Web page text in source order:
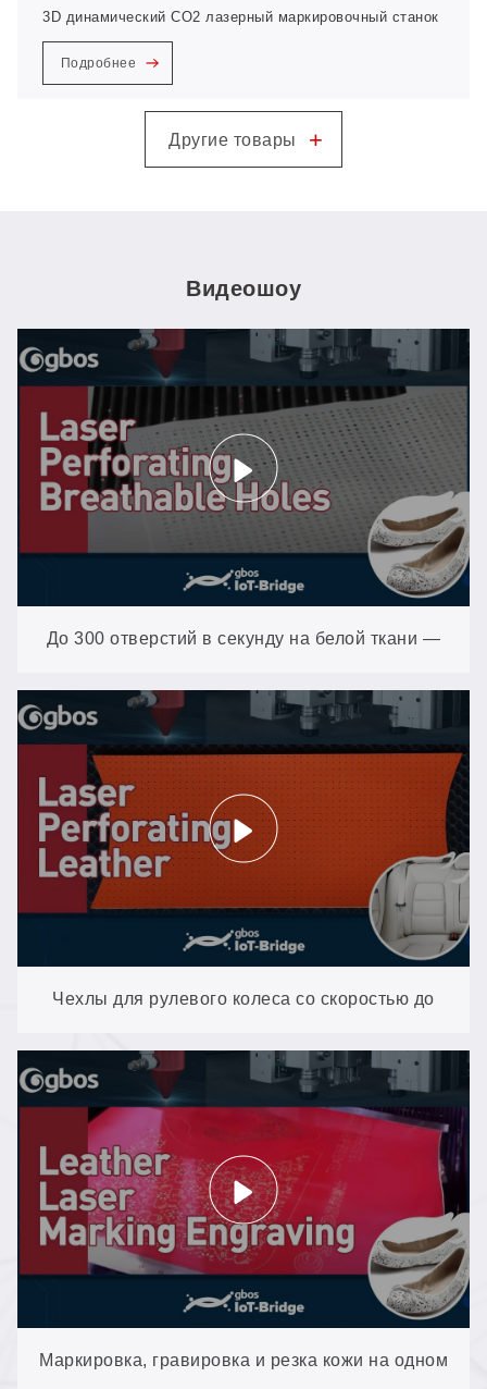
3D динамический CO2 лазерный маркировочный станок
Подробнее
Другие товары +
Видеошоу
До 300 отверстий в секунду на белой ткани —
без пожелтения и подпалин
Чехлы для рулевого колеса со скоростью до
300 отверстий в секунду: перфорация
микрофибры на станке XXP4
Маркировка, гравировка и резка кожи на одном